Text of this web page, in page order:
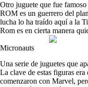
Otro juguete que fue
ROM es un guerrero del
lucha lo ha traído aquí a la
Rom es en cierta manera
Micronauts
Una serie de juguetes que
La clave de estas figuras
comenzaron con Marvel,